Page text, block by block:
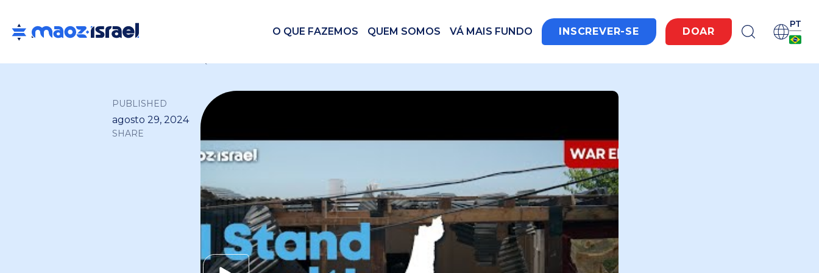
O QUE FAZEMOS QUEM SOMOS VÁ MAIS FUNDO INSCREVER-SE DOAR
PT
PUBLISHED
agosto 29, 2024
SHARE